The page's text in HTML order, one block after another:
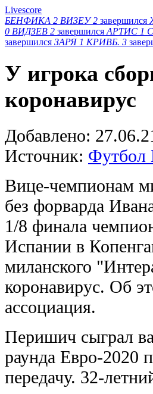
Livescore
БЕНФИКА 2 ВИЗЕУ 2 завершился
0 ВИДЗЕВ 2 завершился АРТИС 1
завершился ЗАРЯ 1 КРИВБ. 3
У игрока
коронавирус
Добавлено:
Источник: Футбол
Вице-чемпионам
без форварда
1/8 финала
Испании в
миланского
коронавирус. Об
ассоциация.
Перишич сыграл
раунда Евро-2020
передачу. 32-